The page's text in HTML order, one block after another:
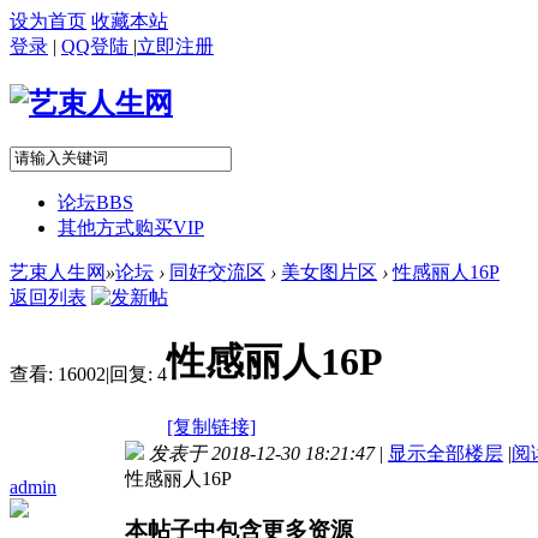
设为首页 收藏本站
登录 | QQ登陆 |立即注册
论坛BBS
其他方式购买VIP
艺束人生网 »论坛 › 同好交流区 › 美女图片区 › 性感丽人16P
返回列表
查看: 16002|回复: 4性感丽人16P
[复制链接]
admin
发表于 2018-12-30 18:21:47 | 显示全部楼层 |阅
性感丽人16P
本帖子中包含更多资源